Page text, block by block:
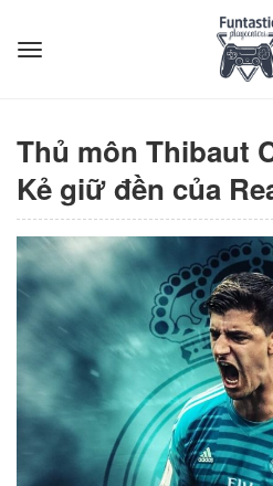
Thủ môn Thibaut
Kẻ giữ đền của